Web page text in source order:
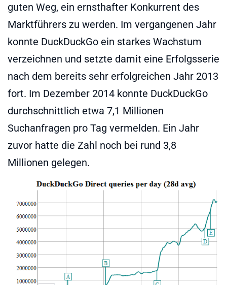
guten Weg, ein ernsthafter Konkurrent des
Marktführers zu werden. Im vergangenen Jahr
konnte DuckDuckGo ein starkes Wachstum
verzeichnen und setzte damit eine Erfolgsserie
nach dem bereits sehr erfolgreichen Jahr 2013
fort. Im Dezember 2014 konnte DuckDuckGo
durchschnittlich etwa 7,1 Millionen
Suchanfragen pro Tag vermelden. Ein Jahr
zuvor hatte die Zahl noch bei rund 3,8
Millionen gelegen.